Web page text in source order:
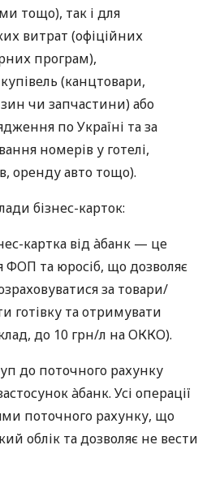
тощо), так і для
витрат (офіційних
програм),
(канцтовари,
чи запчастини) або
по Україні та за
номерів у готелі,
оренду авто тощо).
бізнес-карток:
картка від àбанк — це
ФОП та юросіб, що дозволяє
за товари/
готівку та отримувати
до 10 грн/л на ОККО).
до поточного рахунку
àбанк. Усі операції
поточного рахунку, що
облік та дозволяє не вести